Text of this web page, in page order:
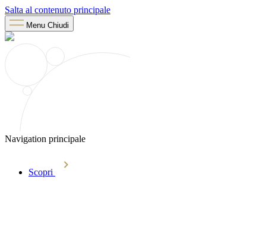
Salta al contenuto principale
Menu Chiudi
Navigation principale
Scopri